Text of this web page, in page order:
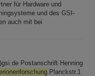
für Hardware und
und des GSI-
auch mit bei
Postanschrift Henning
Planckstr.1